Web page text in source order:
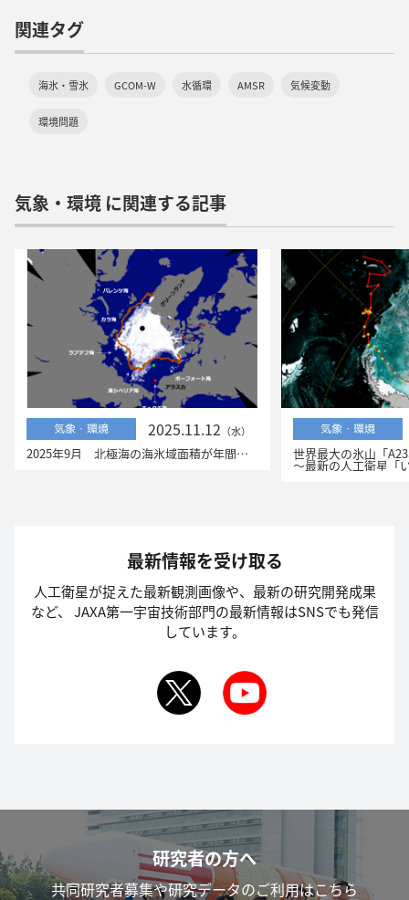
関連タグ
海氷・雪氷 GCOM-W 水循環 AMSR 気候変動
環境問題
気象・環境 に関連する記事
気象・環境 2025.11.12 （水）
2025年9月 北極海の海氷域面積が年間最小を、南極海の海氷面積が年間最大を記録
気象・環境
世界最大の氷山「
～最新の人工衛星「いぶきGW」と「しずく」
最新情報を受け取る
人工衛星が捉えた最新観測画像や、最新の研究開発成果
など、
JAXA第一宇宙技術部門の最新情報はSNSでも発信
しています。
研究者の方へ
共同研究者募集や研究データのご利用はこちら